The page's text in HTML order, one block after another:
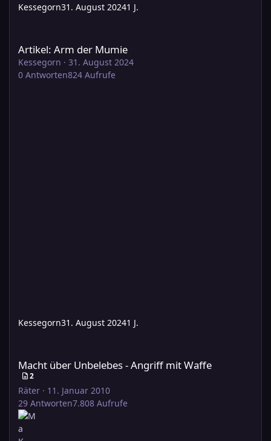
Kessegorn31. August 20241 J.
Artikel: Arm der Mumie
Kessegorn · 31. August 2024
0 Antworten824 Aufrufe
Kessegorn31. August 20241 J.
Macht über Unbelebes - Angriff mit Waffe
2
Räter · 11. Januar 2010
29 Antworten7.808 Aufrufe